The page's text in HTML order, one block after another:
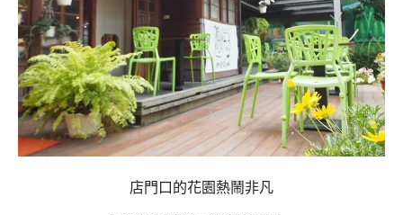
店門口的花園熱鬧非凡